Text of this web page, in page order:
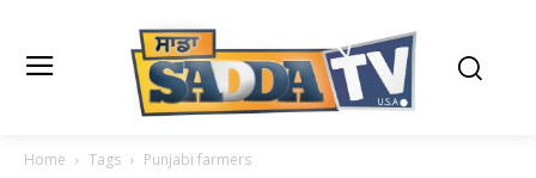
Home Tags Punjabi farmers